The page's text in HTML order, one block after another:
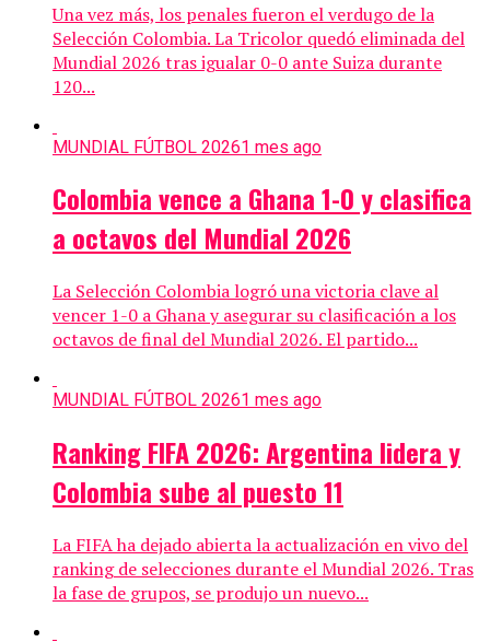
Una vez más, los penales fueron el verdugo de la
Selección Colombia. La Tricolor quedó eliminada del
Mundial 2026 tras igualar 0-0 ante Suiza durante
120...
MUNDIAL FÚTBOL 20261 mes ago
Colombia vence a Ghana 1-0 y clasifica
a octavos del Mundial 2026
La Selección Colombia logró una victoria clave al
vencer 1-0 a Ghana y asegurar su clasificación a los
octavos de final del Mundial 2026. El partido...
MUNDIAL FÚTBOL 20261 mes ago
Ranking FIFA 2026: Argentina lidera y
Colombia sube al puesto 11
La FIFA ha dejado abierta la actualización en vivo del
ranking de selecciones durante el Mundial 2026. Tras
la fase de grupos, se produjo un nuevo...